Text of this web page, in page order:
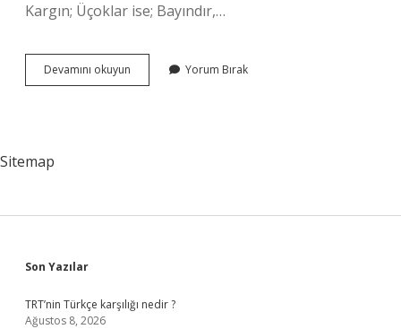
Kargın; Üçoklar ise; Bayındır,…
Devamını okuyun
Boyları
Yorum Bırak
Sitemap
Sidebar
Son Yazılar
TRT’nin Türkçe karşılığı nedir ?
Ağustos 8, 2026